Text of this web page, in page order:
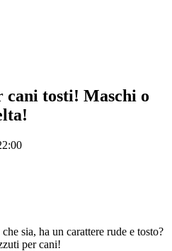
cani tosti! Maschi o
sia, ha un carattere rude e tosto?
per cani!